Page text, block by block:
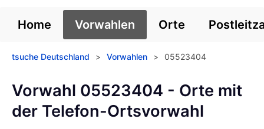
Home Vorwahlen Orte
tsuche Deutschland > Vorwahlen > 05523404
Vorwahl 05523404 - Orte mit
der Telefon-Ortsvorwahl